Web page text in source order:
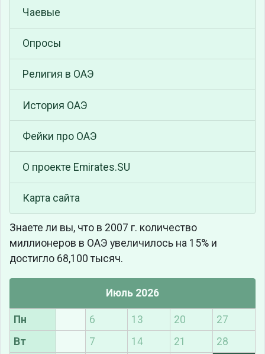
Чаевые
Опросы
Религия в ОАЭ
История ОАЭ
Фейки про ОАЭ
О проекте Emirates.SU
Карта сайта
Знаете ли вы, что в 2007 г. количество
миллионеров в ОАЭ увеличилось на 15% и
достигло 68,100 тысяч.
Июль 2026
Пн 6 13 20
27
Вт
7 14 21 28